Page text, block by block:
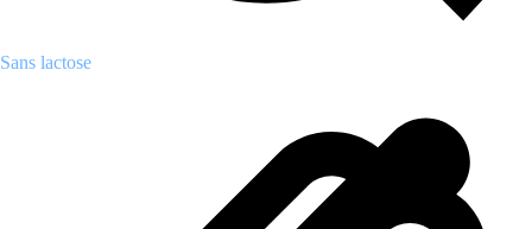
Sans lactose